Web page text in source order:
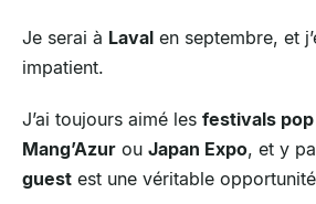
Je serai à Laval en septembre, et
impatient.
J’ai toujours aimé les festivals
Mang’Azur ou Japan Expo, et y
guest est une véritable